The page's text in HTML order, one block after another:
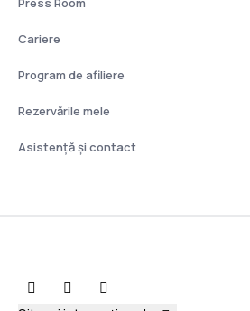
Cariere
Program de afiliere
Rezervările mele
Asistenţă şi contact